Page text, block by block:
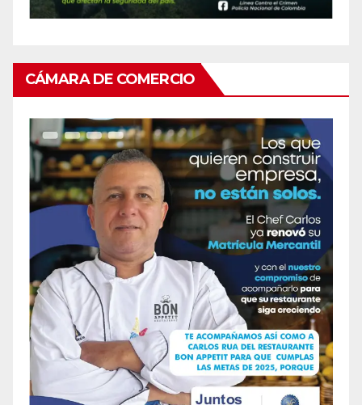
CÁMARA DE COMERCIO